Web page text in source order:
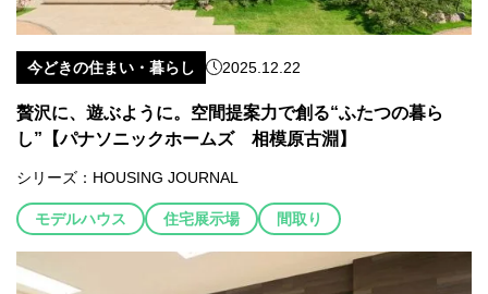
今どきの住まい・暮らし 2025.12.22
贅沢に、遊ぶように。空間提案力で創る“ふたつの暮ら
し”【パナソニックホームズ 相模原古淵】
シリーズ： HOUSING JOURNAL
モデルハウス 住宅展示場 間取り